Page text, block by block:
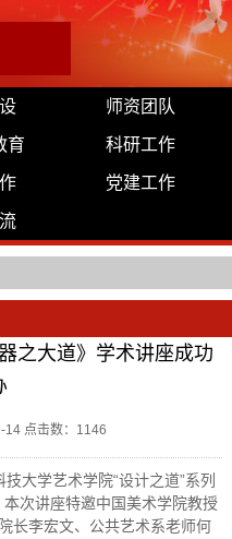
师资团队
育 科研工作
党建工作
之大道》学术讲座成功
点击数： 1146
大学艺术学院“设计之道”系列
次讲座特邀中国美术学院教授
长李宏文、公共艺术系老师何